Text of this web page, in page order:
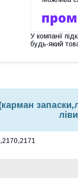
У компанії
будь-який